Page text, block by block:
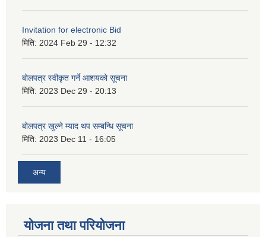
Invitation for electronic Bid
मिति: 2024 Feb 29 - 12:32
बोलपत्र स्वीकृत गर्ने आशयको सूचना
मिति: 2023 Dec 29 - 20:13
बोलपत्र खुल्ने म्याद थप सम्बन्धि सूचना
मिति: 2023 Dec 11 - 16:05
अन्य
योजना तथा परियोजना